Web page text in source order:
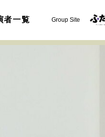
者一覧 Group Site